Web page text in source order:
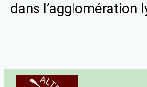
dans l’agglomération